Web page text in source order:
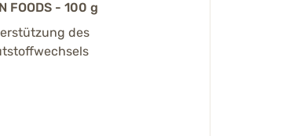
FOODS - 100 g
des